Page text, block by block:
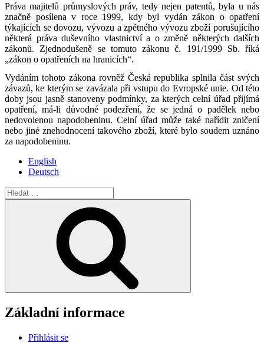
Práva majitelů průmyslových práv, tedy nejen patentů, byla u nás
značně posílena v roce 1999, kdy byl vydán zákon o opatření
týkajících se dovozu, vývozu a zpětného vývozu zboží porušujícího
některá práva duševního vlastnictví a o změně některých dalších
zákonů. Zjednodušeně se tomuto zákonu č. 191/1999 Sb. říká
„zákon o opatřeních na hranicích“.
Vydáním tohoto zákona rovněž Česká republika splnila část svých
závazů, ke kterým se zavázala při vstupu do Evropské unie. Od této
doby jsou jasně stanoveny podmínky, za kterých celní úřad přijímá
opatření, má-li důvodné podezření, že se jedná o padělek nebo
nedovolenou napodobeninu. Celní úřad může také nařídit zničení
nebo jiné znehodnocení takového zboží, které bylo soudem uznáno
za napodobeninu.
English
Deutsch
Hledat:
Základní informace
Přihlásit se